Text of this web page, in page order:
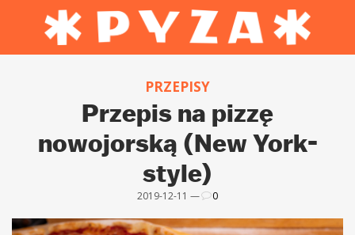
PRZEPISY
Przepis na pizzę
nowojorską (New York-
style)
2019-12-11 — 0